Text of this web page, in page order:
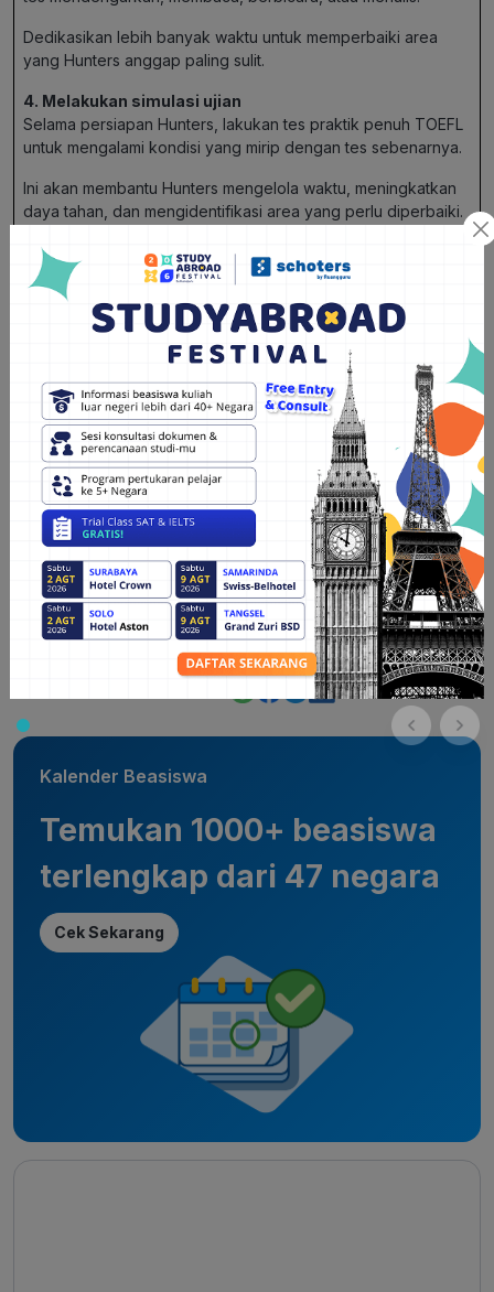
Dedikasikan lebih banyak waktu untuk memperbaiki area
yang Hunters anggap paling sulit.
4. Melakukan simulasi ujian
Selama persiapan Hunters, lakukan tes praktik penuh TOEFL
untuk mengalami kondisi yang mirip dengan tes sebenarnya.
Ini akan membantu Hunters mengelola waktu, meningkatkan
daya tahan, dan mengidentifikasi area yang perlu diperbaiki.
5. Menggunakan strategi skimming dan scanning
Saat mengerjakan bagianreading comprehension
teknik
scanning
informasi tertentu) untuk meningkatkan efisiensi dalam
menyelesaikan soal.
Rekomendasi bimbingan agar tidak ada kesalahan
dalam persiapan TOEFL
Butuh bimbingan TOEFL terpercaya? Ikuti kelas persiapan
TOEFL by Schoters. Yuk
konsultasi dengan konsultan
expert Schotersagar persiapan daftar universitasmu lebih
terarah.
Butuh program lain untuk persiapan dapat universitas luar
negeri? Cek program terbaik dari Schoters untuk
bimbingan persiapanmu, dijamin terlengkap.
Bagikan artikel ini:
Kalender Beasiswa
Temukan 1000+ beasiswa
terlengkap dari 47 negara
Cek Sekarang